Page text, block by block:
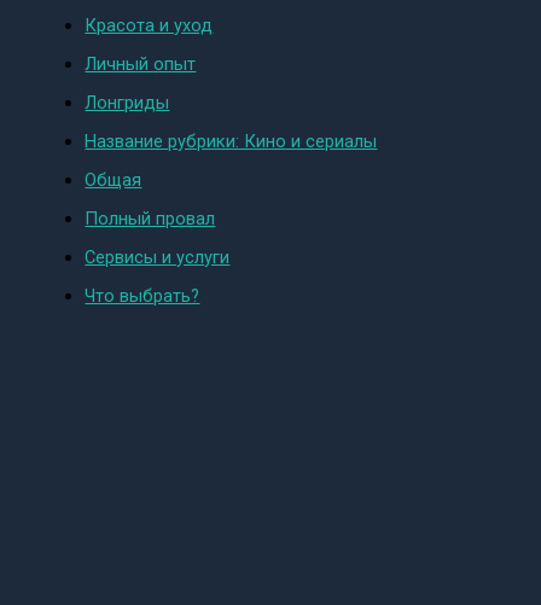
Красота и уход
Личный опыт
Лонгриды
Название рубрики: Кино и сериалы
Общая
Полный провал
Сервисы и услуги
Что выбрать?